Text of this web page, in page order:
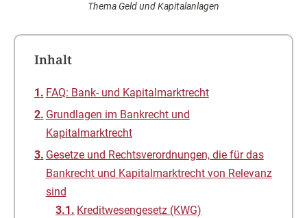
Thema Geld und Kapitalanlagen
Inhalt
FAQ: Bank- und Kapitalmarktrecht
Grundlagen im Bankrecht und
Kapitalmarktrecht
Gesetze und Rechtsverordnungen, die für das
Bankrecht und Kapitalmarktrecht von Relevanz
sind
Kreditwesengesetz (KWG)